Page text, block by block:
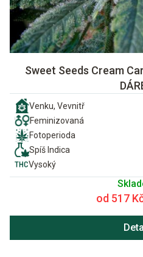
Sweet Seeds Cream
Venku, Vevnitř
Feminizovaná
Fotoperioda
Spíš Indica
Vysoký
od 517